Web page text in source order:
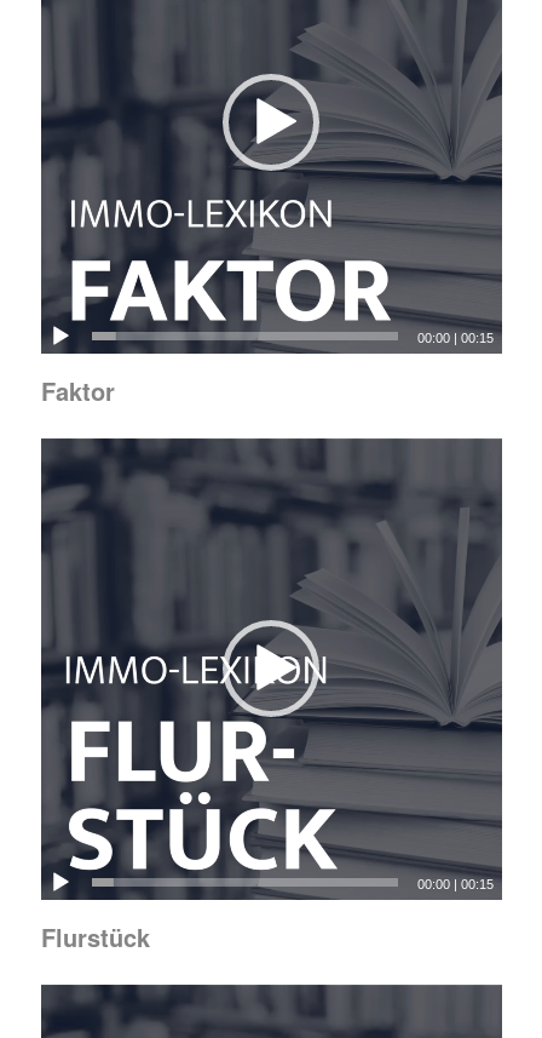
00:00 |00:15
Faktor
00:00 |00:15
Flurstück